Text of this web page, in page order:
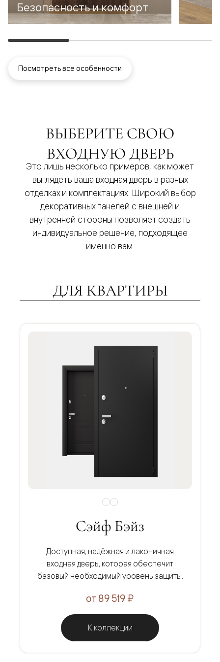
Безопасность и комфорт
Посмотреть все особенности
ВЫБЕРИТЕ СВОЮ
ВХОДНУЮ ДВЕРЬ
Это лишь несколько примеров, как может
выглядеть ваша входная дверь в разных
отделках и комплектациях. Широкий выбор
декоративных панелей с внешней и
внутренней стороны позволяет создать
индивидуальное решение, подходящее
именно вам.
ДЛЯ КВАРТИРЫ
Сэйф Бэйз
Доступная, надёжная и лаконичная
входная дверь, которая обеспечит
базовый необходимый уровень защиты.
от 89 519 ₽
К коллекции